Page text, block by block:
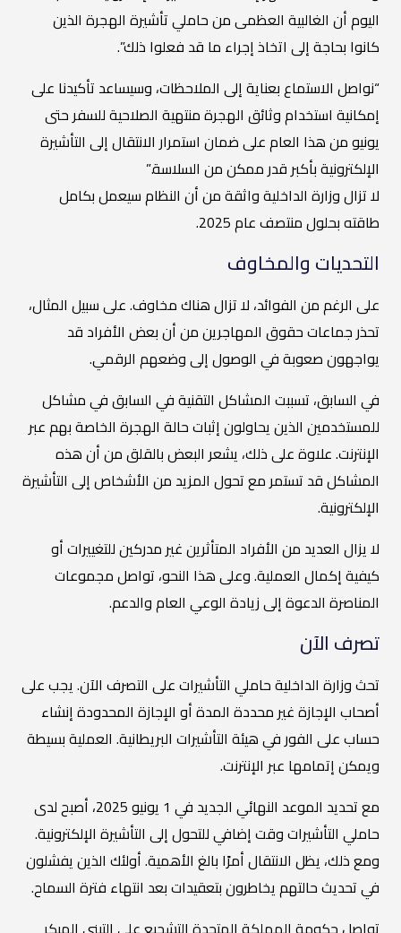
اليوم أن الغالبية العظمى من حاملي تأشيرة الهجرة الذين
كانوا بحاجة إلى اتخاذ إجراء ما قد فعلوا ذلك”.
“نواصل الاستماع بعناية إلى الملاحظات، وسيساعد تأكيدنا على
إمكانية استخدام وثائق الهجرة منتهية الصلاحية للسفر حتى
يونيو من هذا العام على ضمان استمرار الانتقال إلى التأشيرة
الإلكترونية بأكبر قدر ممكن من السلاسة.”
لا تزال وزارة الداخلية واثقة من أن النظام سيعمل بكامل
طاقته بحلول منتصف عام 2025.
التحديات والمخاوف
على الرغم من الفوائد، لا تزال هناك مخاوف. على سبيل المثال،
تحذر جماعات حقوق المهاجرين من أن بعض الأفراد قد
يواجهون صعوبة في الوصول إلى وضعهم الرقمي.
في السابق، تسببت المشاكل التقنية في السابق في مشاكل
للمستخدمين الذين يحاولون إثبات حالة الهجرة الخاصة بهم عبر
الإنترنت. علاوة على ذلك، يشعر البعض بالقلق من أن هذه
المشاكل قد تستمر مع تحول المزيد من الأشخاص إلى التأشيرة
الإلكترونية.
لا يزال العديد من الأفراد المتأثرين غير مدركين للتغييرات أو
كيفية إكمال العملية. وعلى هذا النحو، تواصل مجموعات
المناصرة الدعوة إلى زيادة الوعي العام والدعم.
تصرف الآن
تحث وزارة الداخلية حاملي التأشيرات على التصرف الآن. يجب على
أصحاب الإجازة غير محددة المدة أو الإجازة المحدودة إنشاء
حساب على الفور في هيئة التأشيرات البريطانية. العملية بسيطة
ويمكن إتمامها عبر الإنترنت.
مع تحديد الموعد النهائي الجديد في 1 يونيو 2025، أصبح لدى
حاملي التأشيرات وقت إضافي للتحول إلى التأشيرة الإلكترونية.
ومع ذلك، يظل الانتقال أمرًا بالغ الأهمية. أولئك الذين يفشلون
في تحديث حالتهم يخاطرون بتعقيدات بعد انتهاء فترة السماح.